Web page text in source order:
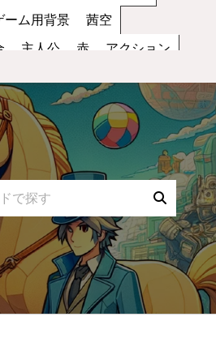
ーム用背景 茜空
主人公 赤 アクション
ャラクター レッド
ち絵 ファンタジー コイン
NPC 水色
情 妖怪 ダメージ
コウモリ トゲトゲ
ー 攻撃 運動 バンザイ
ップ 星 塗り絵 蝙蝠
白 剣 遊び 腰蓑